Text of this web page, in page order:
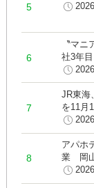
〝マ
社3年
JR東海
を11月
アパホ
業 岡